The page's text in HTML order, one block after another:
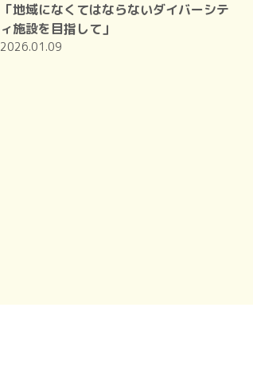
「地域になくてはならないダイバーシテ
ィ施設を目指して」
2026.01.09